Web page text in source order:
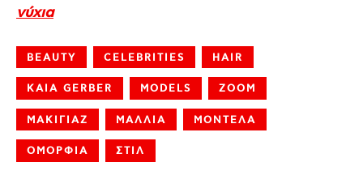
νύχια
BEAUTY CELEBRITIES HAIR
KAIA GERBER MODELS ZOOM
ΜΑΚΙΓΙΑΖ ΜΑΛΛΙΑ ΜΟΝΤΕΛΑ
ΟΜΟΡΦΙΑ ΣΤΙΛ